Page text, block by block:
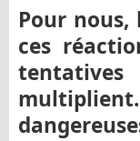
Pour nous,
ces